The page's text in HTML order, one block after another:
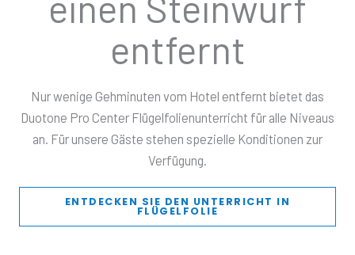
entfernt
Nur wenige Gehminuten vom Hotel entfernt bietet das
Duotone Pro Center Flügelfolienunterricht für alle Niveaus
an. Für unsere Gäste stehen spezielle Konditionen zur
Verfügung.
ENTDECKEN SIE DEN UNTERRICHT IN
FLÜGELFOLIE